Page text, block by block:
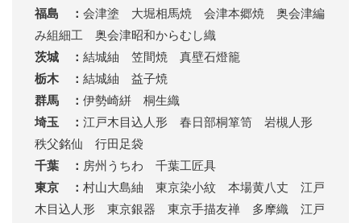
福島 ： 会津塗 大堀相馬焼 会津本郷焼 奥会津編
み組細工 奥会津昭和からむし織
茨城 ： 結城紬 笠間焼 真壁石燈籠
栃木 ： 結城紬 益子焼
群馬 ： 伊勢崎絣 桐生織
埼玉 ： 江戸木目込人形 春日部桐箪笥 岩槻人形
秩父銘仙 行田足袋
千葉 ： 房州うちわ 千葉工匠具
東京 ： 村山大島紬 東京染小紋 本場黄八丈 江戸
木目込人形 東京銀器 東京手描友禅 多摩織 江戸